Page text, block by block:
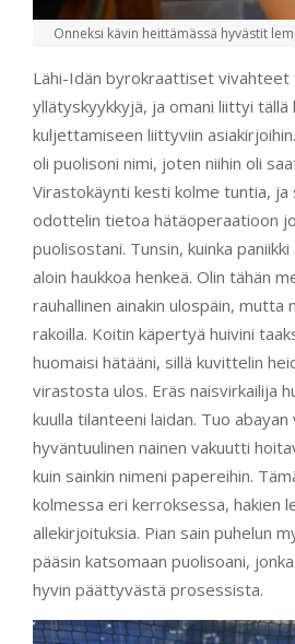
Onneksi kävin heittämässä hyvästit
Lähi-Idän byrokraattiset
yllätyskyykkyjä, ja omani liittyi tällä
kuljettamiseen liittyviin
oli puolisoni nimi, joten niihin oli
Virastokäynti kesti kolme tuntia, ja
odottelin tietoa hätäoperaatioon
puolisostani. Tunsin, kuinka
aloin haukkoa henkeä. Olin tähän
rauhallinen ainakin ulospäin, mutta
rakoilla. Koitin käpertyä huivini
huomaisi hätääni, sillä kuvittelin
virastosta ulos. Eräs naisvirkailija
kuulla tilanteeni laidan. Tuo abayan
hyväntuulinen nainen vakuutti
kuin sainkin nimeni papereihin.
kolmessa eri kerroksessa, hakien
allekirjoituksia. Pian sain puhelun
pääsin katsomaan puolisoani,
hyvin päättyvästä prosessista.